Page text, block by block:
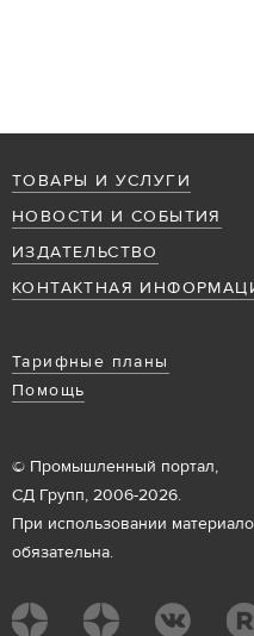
ТОВАРЫ И УСЛУГИ
НОВОСТИ И СОБЫТИЯ
ИЗДАТЕЛЬСТВО
КОНТАКТНАЯ
Тарифные планы
Помощь
© Промышленный портал,
СД Групп, 2006-2026.
При использовании
обязательна.